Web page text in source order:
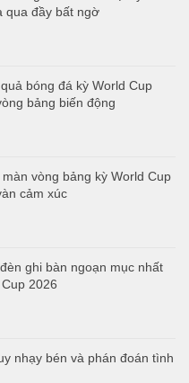
qua đầy bất ngờ
bóng đá kỳ World Cup
bảng biến động
vòng bảng kỳ World Cup
cảm xúc
ghi bàn ngoạn mục nhất
2026
nhạy bén và phán đoán tình